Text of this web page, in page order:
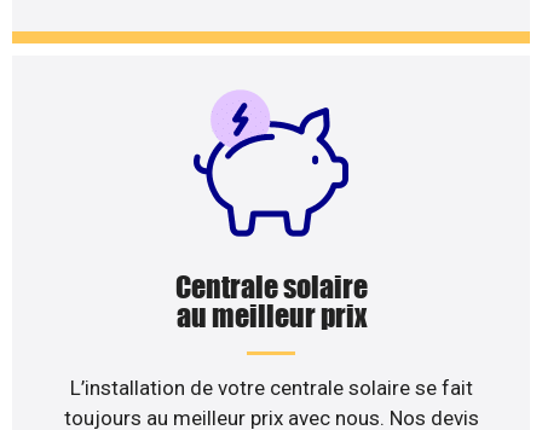
Centrale solaire
au meilleur prix
L’installation de votre centrale solaire se fait
toujours au meilleur prix avec nous. Nos devis